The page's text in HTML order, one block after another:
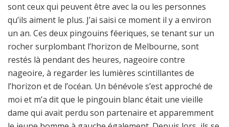
sont ceux qui peuvent être avec la ou les personnes
qu’ils aiment le plus. J’ai saisi ce moment il y a environ
un an. Ces deux pingouins féeriques, se tenant sur un
rocher surplombant l’horizon de Melbourne, sont
restés là pendant des heures, nageoire contre
nageoire, à regarder les lumières scintillantes de
l’horizon et de l’océan. Un bénévole s’est approché de
moi et m’a dit que le pingouin blanc était une vieille
dame qui avait perdu son partenaire et apparemment